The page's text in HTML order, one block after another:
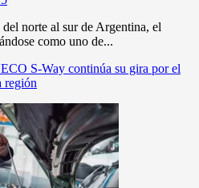
norte al sur de Argentina, el
como uno de...
S-Way continúa su gira por el
región